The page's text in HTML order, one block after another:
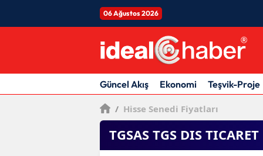
06 Ağustos 2026
Güncel Akış Ekonomi Teşvik-Proje
/ Hisse Senedi Fiyatları
TGSAS TGS DIS TICARET